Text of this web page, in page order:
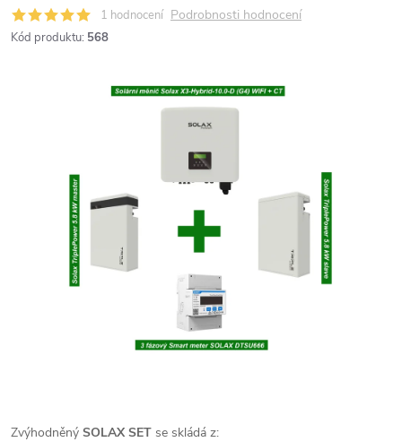
1 hodnocení Podrobnosti hodnocení
Kód produktu: 568
Zvýhodněný SOLAX SET se skládá z: